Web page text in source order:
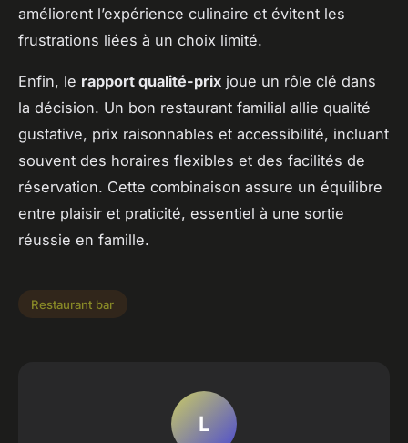
améliorent l’expérience culinaire et évitent les
frustrations liées à un choix limité.
Enfin, le rapport qualité-prix joue un rôle clé dans
la décision. Un bon restaurant familial allie qualité
gustative, prix raisonnables et accessibilité, incluant
souvent des horaires flexibles et des facilités de
réservation. Cette combinaison assure un équilibre
entre plaisir et praticité, essentiel à une sortie
réussie en famille.
Restaurant bar
L